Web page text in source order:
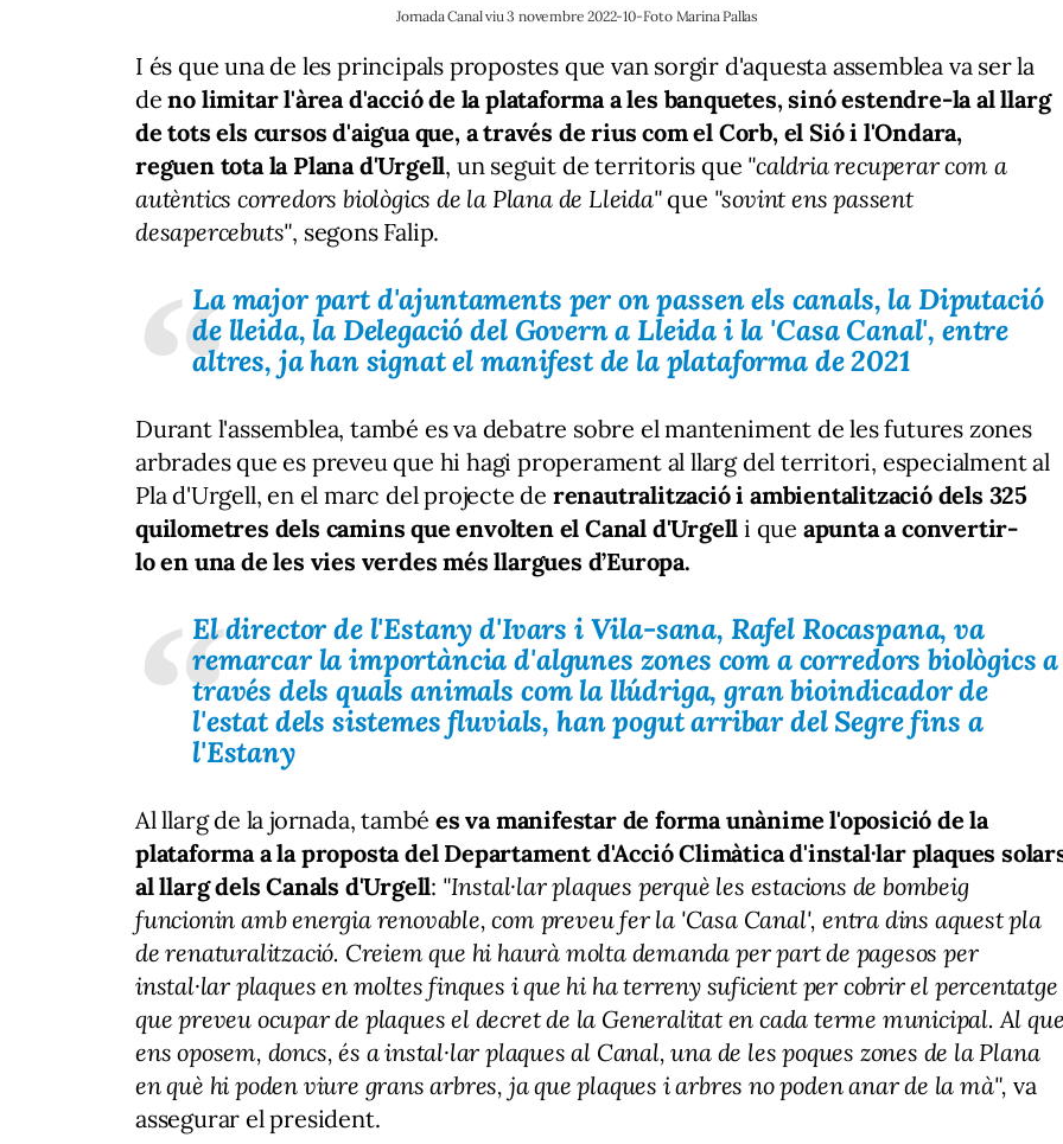
Jornada Canal viu 3 novembre 2022-10-Foto Marina Pallas
I és que una de les principals propostes que van sorgir d'aquesta assemblea va ser la
de no limitar l'àrea d'acció de la plataforma a les banquetes, sinó estendre-la al llarg
de tots els cursos d'aigua que, a través de rius com el Corb, el Sió i l'Ondara,
reguen tota la Plana d'Urgell, un seguit de territoris que "caldria recuperar com a
autèntics corredors biològics de la Plana de Lleida"que "sovint ens passent
desapercebuts", segons Falip.
La major part d'ajuntaments per on passen els canals, la Diputació
de lleida, la Delegació del Govern a Lleida i la 'Casa Canal', entre
altres, ja han signat el manifest de la plataforma de 2021
Durant l'assemblea, també es va debatre sobre el manteniment de les futures zones
arbrades que es preveu que hi hagi properament al llarg del territori, especialment al
Pla d'Urgell, en el marc del projecte de renautralització i ambientalització dels 325
quilometres dels camins que envolten el Canal d'Urgell i que apunta a convertir-
lo en una de les vies verdes més llargues d’Europa.
El director de l'Estany d'Ivars i Vila-sana, Rafel Rocaspana, va
remarcar la importància d'algunes zones com a corredors biològics a
través dels quals animals com la llúdriga, gran bioindicador de
l'estat dels sistemes fluvials, han pogut arribar del Segre fins a
l'Estany
Al llarg de la jornada, també es va manifestar de forma unànime l'oposició de la
plataforma a la proposta del Departament d'Acció Climàtica d'instal·lar plaques
al llarg dels Canals d'Urgell: "Instal·lar plaques perquè les estacions de bombeig
funcionin amb energia renovable, com preveu fer la 'Casa Canal', entra dins aquest pla
de renaturalització. Creiem que hi haurà molta demanda per part de pagesos per
instal·lar plaques en moltes finques i que hi ha terreny suficient per cobrir el percentatge
que preveu ocupar de plaques el decret de la Generalitat en cada terme municipal. Al
ens oposem, doncs, és a instal·lar plaques al Canal, una de les poques zones de la Plana
en què hi poden viure grans arbres, ja que plaques i arbres no poden anar de la mà", va
assegurar el president.